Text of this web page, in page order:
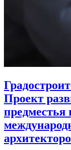
Проект
предместья